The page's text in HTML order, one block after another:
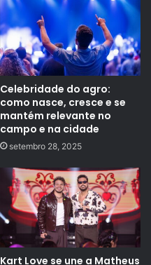
Celebridade do agro:
como nasce, cresce e se
mantém relevante no
campo e na cidade
setembro 28, 2025
Kart Love se une a Matheus